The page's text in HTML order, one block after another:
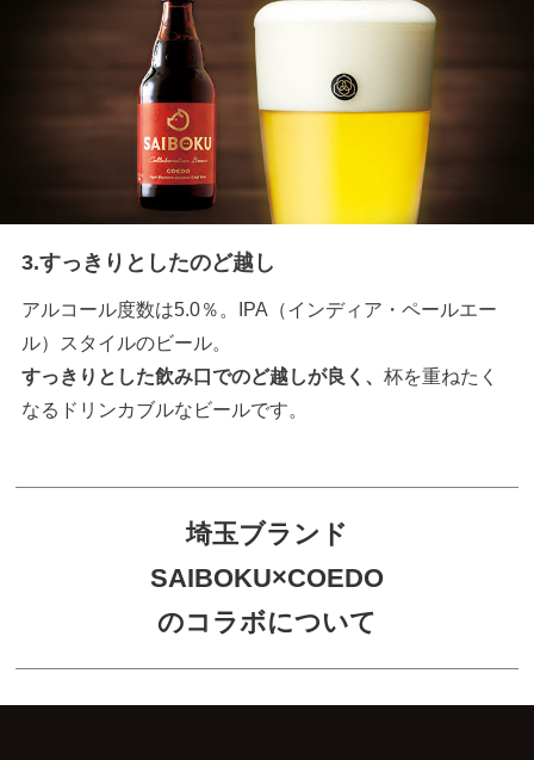
3.すっきりとしたのど越し
アルコール度数は5.0％。IPA（インディア・ペールエー
ル）スタイルのビール。
すっきりとした飲み口でのど越しが良く、 杯を重ねたく
なるドリンカブルなビールです。
埼玉ブランド
SAIBOKU×COEDO
のコラボについて